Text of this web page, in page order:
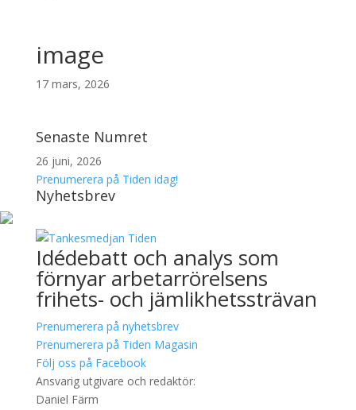
image
17 mars, 2026
Senaste Numret
26 juni, 2026
Prenumerera på Tiden idag!
Nyhetsbrev
Idédebatt och analys som
förnyar arbetarrörelsens
frihets- och jämlikhetssträvan
Prenumerera på nyhetsbrev
Prenumerera på Tiden Magasin
Följ oss på Facebook
Ansvarig utgivare och redaktör:
Daniel Färm